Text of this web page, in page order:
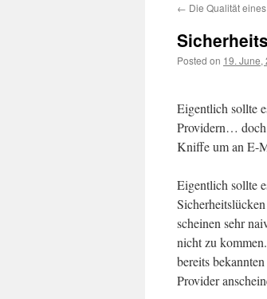
content
← Die Qualität
Posted on 19. June,
Eigentlich sollte
Providern…
Kniffe um an E-
Eigentlich sollte
scheinen sehr
nicht zu
bereits
Provider